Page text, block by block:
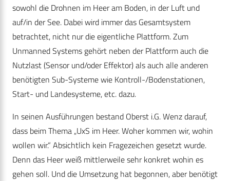
sowohl die Drohnen im Heer am Boden, in der Luft und
auf/in der See. Dabei wird immer das Gesamtsystem
betrachtet, nicht nur die eigentliche Plattform. Zum
Unmanned Systems gehört neben der Plattform auch die
Nutzlast (Sensor und/oder Effektor) als auch alle anderen
benötigten Sub-Systeme wie Kontroll-/Bodenstationen,
Start- und Landesysteme, etc. dazu.
In seinen Ausführungen bestand Oberst i.G. Wenz darauf,
dass beim Thema „UxS im Heer. Woher kommen wir, wohin
wollen wir.“ Absichtlich kein Fragezeichen gesetzt wurde.
Denn das Heer weiß mittlerweile sehr konkret wohin es
gehen soll. Und die Umsetzung hat begonnen, aber benötigt